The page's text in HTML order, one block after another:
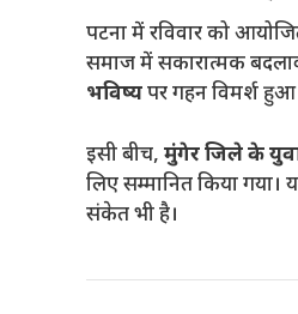
पटना में रविवार को
समाज में सकारात्मक
भविष्यपर गहन विमर्श
इसी बीच, मुंगेर जिले के
लिए सम्मानित किया
संकेत भी है।